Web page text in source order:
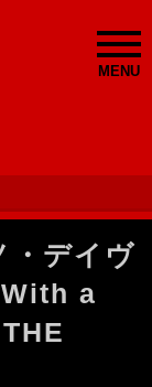
MENU
・デイヴ
a